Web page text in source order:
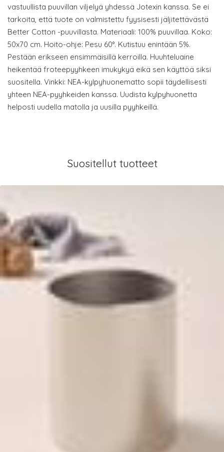
vastuullista puuvillan viljelyä yhdessä Jotexin kanssa. Se ei
tarkoita, että tuote on valmistettu fyysisesti jäljitettävästä
Better Cotton -puuvillasta. Materiaali: 100% puuvillaa. Koko:
50x70 cm. Hoito-ohje: Pesu 60°. Kutistuu enintään 5%.
Pestään erikseen ensimmäisillä kerroilla. Huuhteluaine
heikentää froteepyyhkeen imukykyä eikä sen käyttöä siksi
suositella. Vinkki: NEA-kylpyhuonematto sopii täydellisesti
yhteen NEA-pyyhkeiden kanssa. Uudista kylpyhuonetta
helposti uudella matolla ja uusilla pyyhkeillä.
Suositellut tuotteet